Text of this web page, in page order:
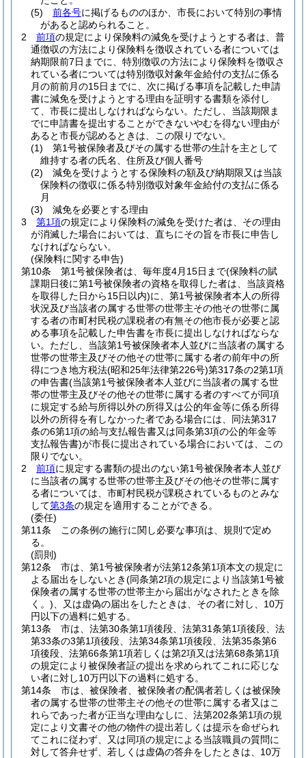
(5)
前各号に掲げるもののほか、市長において特別の事情
があると認められること。
2
前項の規定により保険料の減免を受けようとする者は、普
通徴収の方法により保険料を徴収されている者については
納期限前7日までに、特別徴収の方法により保険料を徴収さ
れている者については特別徴収対象年金給付の支払に係る
月の前前月の15日までに、次に掲げる事項を記載した申請
書に減免を受けようとする理由を証明する書類を添付し
て、市長に提出しなければならない。 ただし、当該期限ま
でに申請書を提出することができないやむを得ない理由が
あると市長が認めるときは、この限りでない。
(1)
第1号被保険者及びその属する世帯の生計を主として
維持する者の氏名、住所及び個人番号
(2)
減免を受けようとする保険料の額及び納期限又は当該
保険料の徴収に係る特別徴収対象年金給付の支払に係る
月
(3)
減免を必要とする理由
3
第1項の規定により保険料の減免を受けた者は、その理由
が消滅した場合においては、直ちにその旨を市長に申告し
なければならない。
(保険料に関する申告)
第10条
第1号被保険者は、毎年度4月15日まで(保険料の賦
課期日後に第1号被保険者の資格を取得した者は、当該資格
を取得した日から15日以内)に、第1号被保険者本人の所得
状況及び当該者の属する世帯の世帯主その他その世帯に属
する者の市町村民税の課税者の有無その他市長が必要と認
める事項を記載した申告書を市長に提出しなければならな
い。 ただし、当該第1号被保険者本人並びに当該者の属する
世帯の世帯主及びその他その世帯に属する者の前年中の所
得につき地方税法(昭和25年法律第226号)第317条の2第1項
の申告書(当該第1号被保険者本人並びに当該者の属する世
帯の世帯主及びその他その世帯に属する者のすべてが同項
に規定する給与所得以外の所得又は公的年金等に係る所得
以外の所得を有しなかった者である場合には、同法第317
条の6第1項の給与支払報告書又は同条第3項の公的年金等
支払報告書)が市長に提出されている場合においては、この
限りでない。
2
前項に規定する書類の提出のない第1号被保険者本人並び
に当該者の属する世帯の世帯主及びその他その世帯に属す
る者については、市町村民税が課税されているものとみな
して第3条の規定を適用することができる。
(委任)
第11条
この条例の施行に関し必要な事項は、規則で定め
る。
(罰則)
第12条
市は、第1号被保険者が法第12条第1項本文の規定に
よる届出をしないとき(同条第2項の規定により当該第1号被
保険者の属する世帯の世帯主から届出がなされたときを除
く。) 、又は虚偽の届出をしたときは、その者に対し、10万
円以下の過料に処する。
第13条
市は、法第30条第1項後段、法第31条第1項後段、法
第33条の3第1項後段、法第34条第1項後段、法第35条第6
項後段、法第66条第1項若しくは第2項又は法第68条第1項
の規定により被保険者証の提出を求められてこれに応じな
い者に対し10万円以下の過料に処する。
第14条
市は、被保険者、被保険者の配偶者若しくは被保険
者の属する世帯の世帯主その他その世帯に属する者又はこ
れらであった者が正当な理由なしに、法第202条第1項の規
定により文書その他の物件の提出若しくは提示を命ぜられ
てこれに従わず、又は同項の規定による当該職員の質問に
対して答弁せず、若しくは虚偽の答弁をしたときは、10万